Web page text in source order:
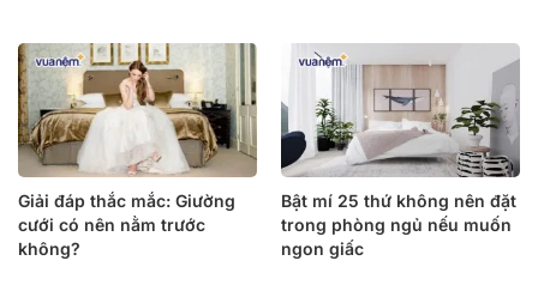
Giải đáp thắc mắc: Giường
cưới có nên nằm trước
không?
Bật mí 25 thứ không nên đặt
trong phòng ngủ nếu muốn
ngon giấc